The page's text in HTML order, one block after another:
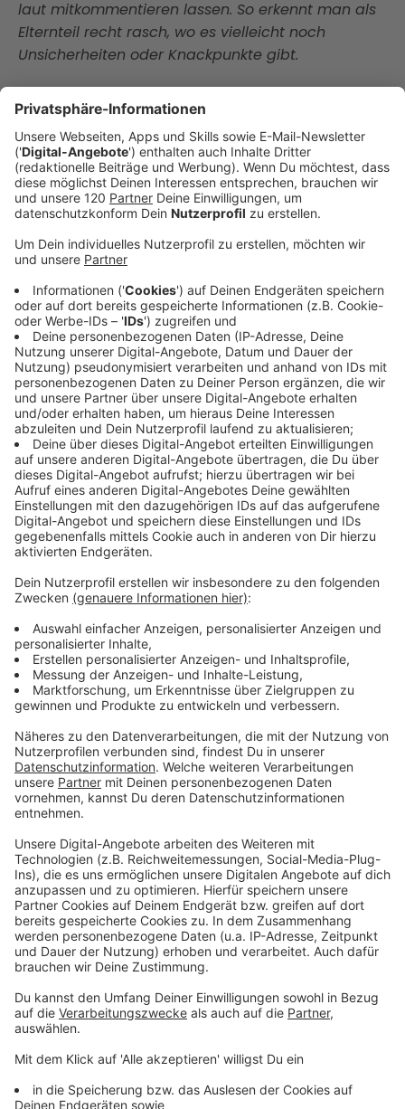
laut mitkommentieren lassen. So erkennt man als
Elternteil recht rasch, wo es vielleicht noch
Unsicherheiten oder Knackpunkte gibt.
Kinder gehen und darauf achten wie sie die Welt
wahrnehmen.
Zudem gilt – wenn ihr Verkehrsteilnehmer seid,
unbedingt auf Kinder achten. Diese sind vom
Vertrauensgrundsatz ausgenommen. Heißt,
langsam und aufmerksam fahren! Vor allem in der
Nähe von Schulen und Kindergärten!
Hannah Kehrer
Immer auf der Suche nach den besten Storys aus
OÖ. Als Reporterin, auf Social Media und On Air aktiv
.
Bleibe mit unserem Newsletter immer auf
dem Laufenden. Melde dich direkt an!
Auch interessant für dich
Jetzt: Schulweg üben